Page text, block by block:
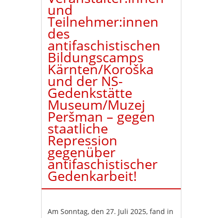
und
Teilnehmer:innen
des
antifaschistischen
Bildungscamps
Kärnten/Koroška
und der NS-
Gedenkstätte
Museum/Muzej
Peršman – gegen
staatliche
Repression
gegenüber
antifaschistischer
Gedenkarbeit!
Am Sonntag, den 27. Juli 2025, fand in